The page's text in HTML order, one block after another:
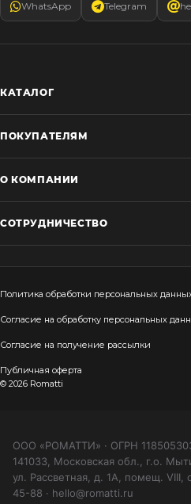
WhatsApp Telegram
КАТАЛОГ
ПОКУПАТЕЛЯМ
О КОМПАНИИ
СОТРУДНИЧЕСТВО
Политика обработки персональных
Согласие на обработку персональных
Согласие на получение рассылки
Публичная оферта
© 2026 Romatti
ООО «РОМАТТИ» · ОГРН
141033, Московская обл., г.о.
ул. Рассветная, д. 1А, помещ. VIII,
45-88 · hello@romatti.ru